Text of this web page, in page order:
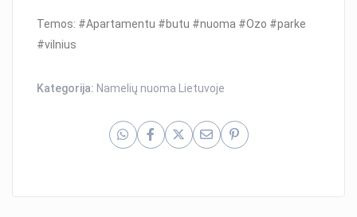
Temos: #Apartamentu #butu #nuoma #Ozo #parke
#vilnius
Kategorija: Namelių nuoma Lietuvoje